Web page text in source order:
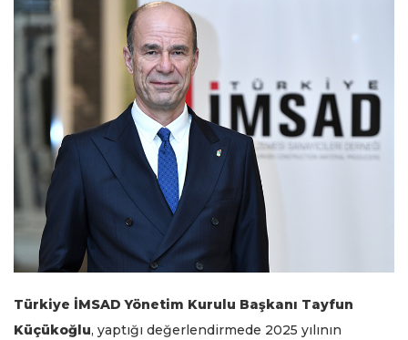
Türkiye İMSAD Yönetim Kurulu Başkanı Tayfun
Küçükoğlu, yaptığı değerlendirmede 2025 yılının